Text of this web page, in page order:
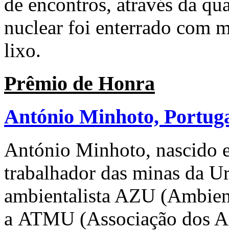
nuclear foi enterrado com
lixo.
Prêmio de Honra
António Minhoto,
António Minhoto, nascido
trabalhador das minas da
ambientalista AZU
a ATMU (Associação dos